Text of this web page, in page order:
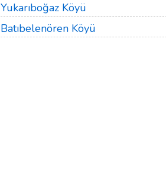
Yukarıboğaz Köyü
Batıbelenören Köyü